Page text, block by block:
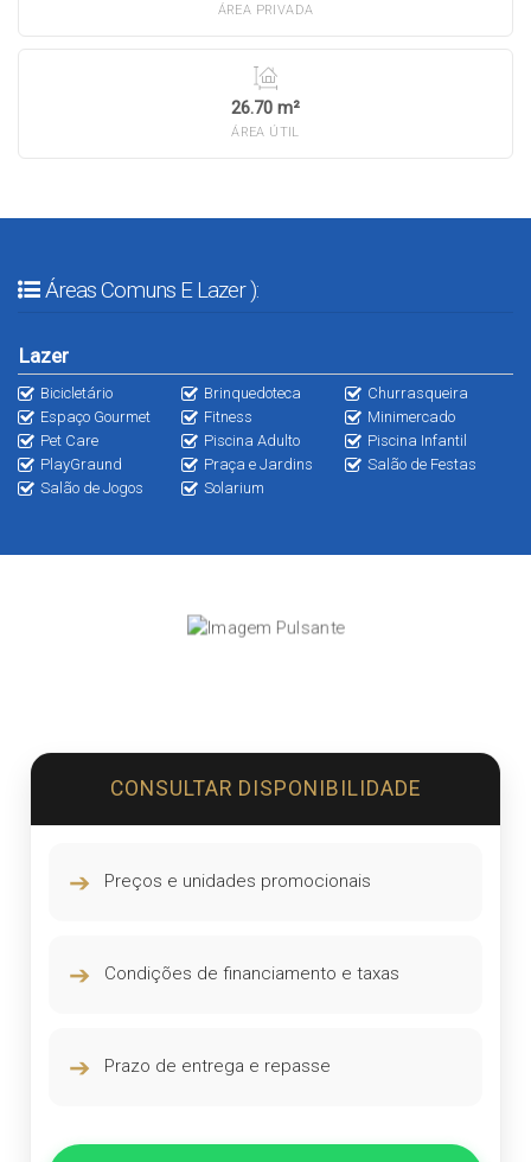
ÁREA PRIVADA
26.70 m²
ÁREA ÚTIL
Áreas Comuns E Lazer ):
Lazer
Bicicletário Brinquedoteca
Churrasqueira
Espaço Gourmet
Fitness
Minimercado
Pet Care
Piscina Adulto
Piscina Infantil
PlayGraund
Praça e Jardins
Salão de Festas
Salão de Jogos
Solarium
CONSULTAR DISPONIBILIDADE
➔ Preços e unidades promocionais
➔ Condições de financiamento e taxas
➔ Prazo de entrega e repasse